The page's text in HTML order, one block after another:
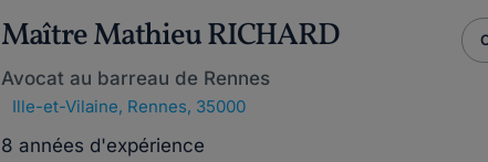
Maître Mathieu RICHARD
Avocat au barreau de Rennes
Ille-et-Vilaine, Rennes, 35000
8 années d'expérience